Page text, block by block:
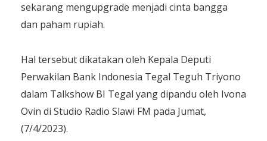
sekarang mengupgrade menjadi cinta bangga
dan paham rupiah.
Hal tersebut dikatakan oleh Kepala Deputi
Perwakilan Bank Indonesia Tegal Teguh Triyono
dalam Talkshow BI Tegal yang dipandu oleh Ivona
Ovin di Studio Radio Slawi FM pada Jumat,
(7/4/2023).